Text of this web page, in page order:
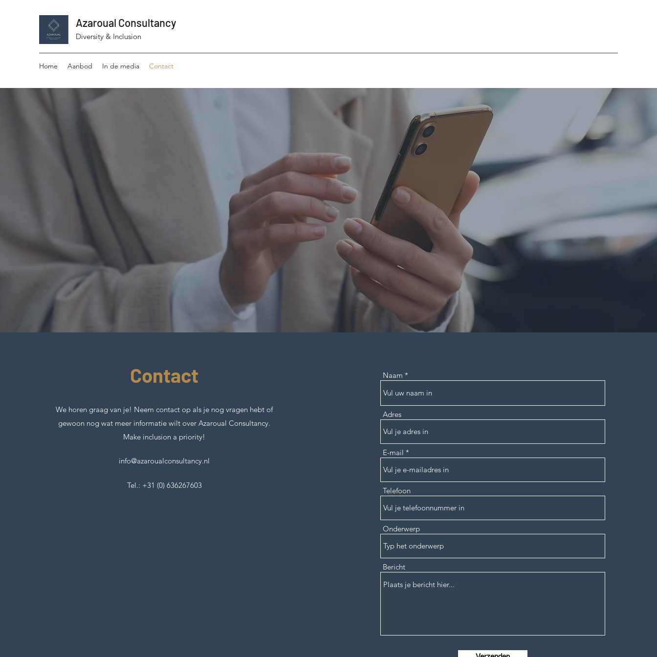
Azaroual Consultancy
Diversity & Inclusion
Home Aanbod In de media Contact
Contact
We horen graag van je! Neem contact op als je nog vragen hebt of
gewoon nog wat meer informatie wilt over Azaroual Consultancy.
Make inclusion a priority!
info@azaroualconsultancy.nl
Tel.: +31 (0) 636267603
Naam
Adres
E-mail
Telefoon
Onderwerp
Bericht